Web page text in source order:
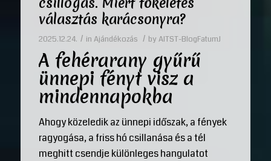
választás karácsonyra?
2025.12.24. / in Ajándékozás / by AITST-BlogFatumJ
A fehérarany gyűrű
ünnepi fényt visz a
mindennapokba
Ahogy közeledik az ünnepi időszak, a fények
ragyogása, a friss hó csillanása és a tél
meghitt csendje különleges hangulatot